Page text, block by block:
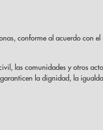
conforme al acuerdo con el
las comunidades y otros
la dignidad, la